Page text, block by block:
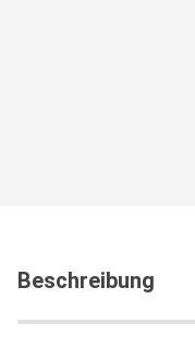
Beschreibung